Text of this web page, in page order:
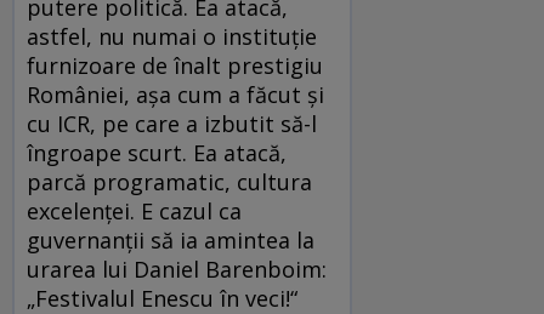
putere politică. Ea atacă,
astfel, nu numai o instituţie
furnizoare de înalt prestigiu
României, aşa cum a făcut şi
cu ICR, pe care a izbutit să-l
îngroape scurt. Ea atacă,
parcă programatic, cultura
excelenţei. E cazul ca
guvernanţii să ia amintea la
urarea lui Daniel Barenboim:
„Festivalul Enescu în veci!“